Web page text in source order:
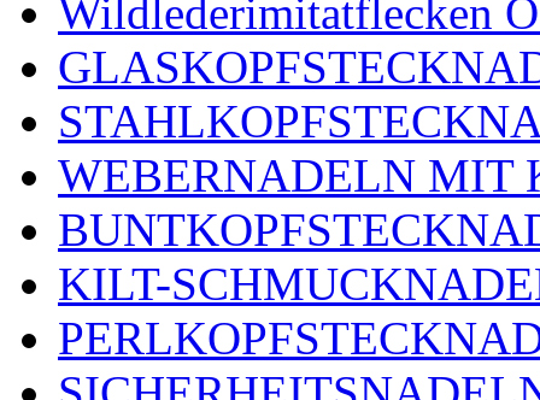
Wildlederimitatflecken
WEBERNADELN MIT
KILT-